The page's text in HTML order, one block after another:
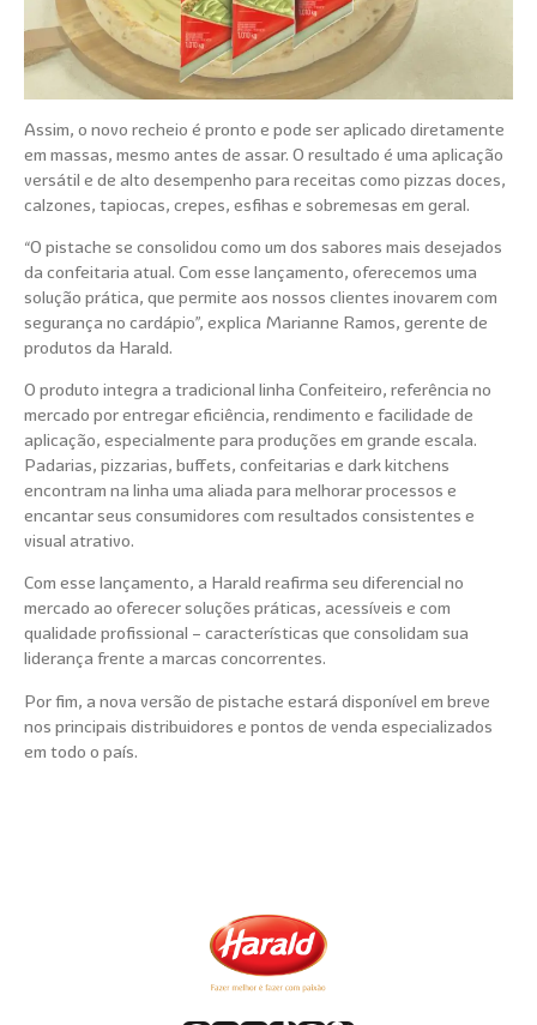
Assim, o novo recheio é pronto e pode ser aplicado diretamente
em massas, mesmo antes de assar. O resultado é uma aplicação
versátil e de alto desempenho para receitas como pizzas doces,
calzones, tapiocas, crepes, esfihas e sobremesas em geral.
“O pistache se consolidou como um dos sabores mais desejados
da confeitaria atual. Com esse lançamento, oferecemos uma
solução prática, que permite aos nossos clientes inovarem com
segurança no cardápio”, explica Marianne Ramos, gerente de
produtos da Harald.
O produto integra a tradicional linha Confeiteiro, referência no
mercado por entregar eficiência, rendimento e facilidade de
aplicação, especialmente para produções em grande escala.
Padarias, pizzarias, buffets, confeitarias e dark kitchens
encontram na linha uma aliada para melhorar processos e
encantar seus consumidores com resultados consistentes e
visual atrativo.
Com esse lançamento, a Harald reafirma seu diferencial no
mercado ao oferecer soluções práticas, acessíveis e com
qualidade profissional – características que consolidam sua
liderança frente a marcas concorrentes.
Por fim, a nova versão de pistache estará disponível em breve
nos principais distribuidores e pontos de venda especializados
em todo o país.